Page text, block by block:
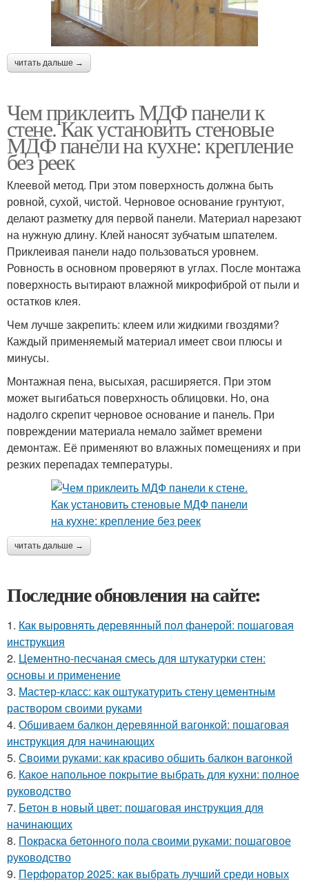
читать дальше →
Чем приклеить МДФ панели к
стене. Как установить стеновые
МДФ панели на кухне: крепление
без реек
Клеевой метод. При этом поверхность должна быть
ровной, сухой, чистой. Черновое основание грунтуют,
делают разметку для первой панели. Материал нарезают
на нужную длину. Клей наносят зубчатым шпателем.
Приклеивая панели надо пользоваться уровнем.
Ровность в основном проверяют в углах. После монтажа
поверхность вытирают влажной микрофиброй от пыли и
остатков клея.
Чем лучше закрепить: клеем или жидкими гвоздями?
Каждый применяемый материал имеет свои плюсы и
минусы.
Монтажная пена, высыхая, расширяется. При этом
может выгибаться поверхность облицовки. Но, она
надолго скрепит черновое основание и панель. При
повреждении материала немало займет времени
демонтаж. Её применяют во влажных помещениях и при
резких перепадах температуры.
читать дальше →
Последние обновления на сайте:
1. Как выровнять деревянный пол фанерой: пошаговая
инструкция
2. Цементно-песчаная смесь для штукатурки стен:
основы и применение
3. Мастер-класс: как оштукатурить стену цементным
раствором своими руками
4. Обшиваем балкон деревянной вагонкой: пошаговая
инструкция для начинающих
5. Своими руками: как красиво обшить балкон вагонкой
6. Какое напольное покрытие выбрать для кухни: полное
руководство
7. Бетон в новый цвет: пошаговая инструкция для
начинающих
8. Покраска бетонного пола своими руками: пошаговое
руководство
9. Перфоратор 2025: как выбрать лучший среди новых